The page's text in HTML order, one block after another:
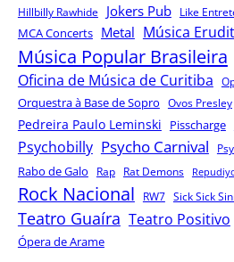
Hillbilly Rawhide Jokers Pub Like
MCA Concerts Metal Música
Música Popular Brasileira
Oficina de Música de Curitiba
Orquestra à Base de Sopro Ovos Presley
Pedreira Paulo Leminski Pisscharge
Psychobilly Psycho Carnival
Rabo de Galo Rap Rat Demons
Rock Nacional RW7 Sick Sick
Teatro Guaíra Teatro Positivo
Ópera de Arame